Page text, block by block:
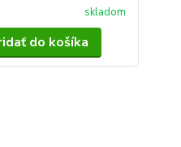
skladom
do košíka